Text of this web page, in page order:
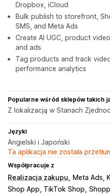
Dropbox, iCloud
Bulk publish to storefront,
SMS, and Meta Ads
Create AI UGC, product
and ads
Tag products and track
performance analytics
Popularne wśród sklepów takich
Z lokalizacją w Stanach
Języki
Angielski i Japoński
Ta aplikacja nie została
Współpracuje z
Realizacja zakupu
Meta Ads,
Shop App, TikTok Shop